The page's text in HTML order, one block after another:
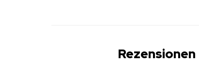
Rezensionen